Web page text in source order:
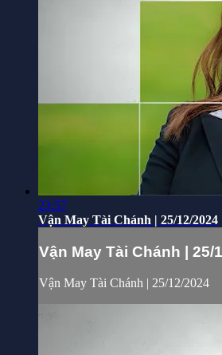
23:57
Vận May Tài Chánh | 25/12/2024
Vận May Tài Chánh | 25/
Vận May Tài Chánh | 25/12/2024